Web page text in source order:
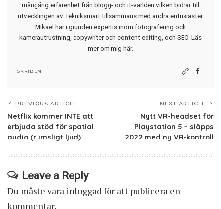
mångårig erfarenhet från blogg- och it-världen vilken bidrar till
utvecklingen av Tekniksmart tillsammans med andra entusiaster.
Mikael har i grunden expertis inom fotografering och
kamerautrustning, copywriter och content editing, och SEO. Läs
mer om mig här.
SKRIBENT
PREVIOUS ARTICLE
Netflix kommer INTE att
erbjuda stöd för spatial
audio (rumsligt ljud)
NEXT ARTICLE
Nytt VR-headset för
Playstation 5 – släpps
2022 med ny VR-kontroll
Leave a Reply
Du måste vara inloggadför att publicera en
kommentar.